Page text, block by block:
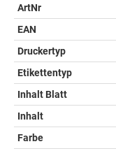
ArtNr
EAN
Druckertyp
Etikettentyp
Inhalt Blatt
Inhalt
Farbe